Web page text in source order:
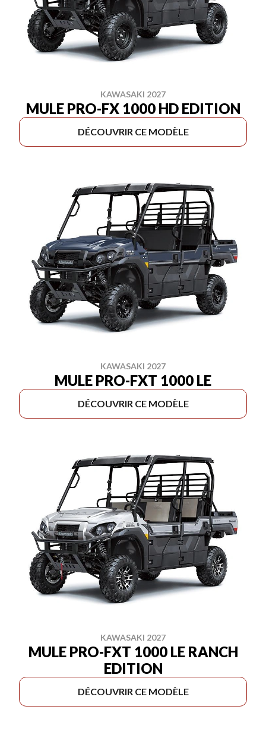
KAWASAKI 2027
MULE PRO-FX 1000 HD EDITION
DÉCOUVRIR CE MODÈLE
KAWASAKI 2027
MULE PRO-FXT 1000 LE
DÉCOUVRIR CE MODÈLE
KAWASAKI 2027
MULE PRO-FXT 1000 LE RANCH
EDITION
DÉCOUVRIR CE MODÈLE